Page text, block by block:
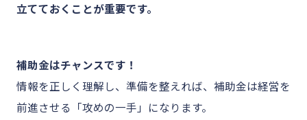
立てておくことが重要です。
補助金はチャンスです！
情報を正しく理解し、準備を整えれば、補助金は経営を
前進させる「攻めの一手」になります。